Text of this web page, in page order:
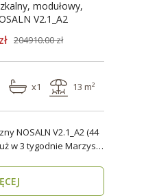
modułowy,
całoroczny NOSALN V2.1_A2
204910.00 zł
x1 13 m²
NOSALN V2.1_A2 (44
tygodnie Marzysz